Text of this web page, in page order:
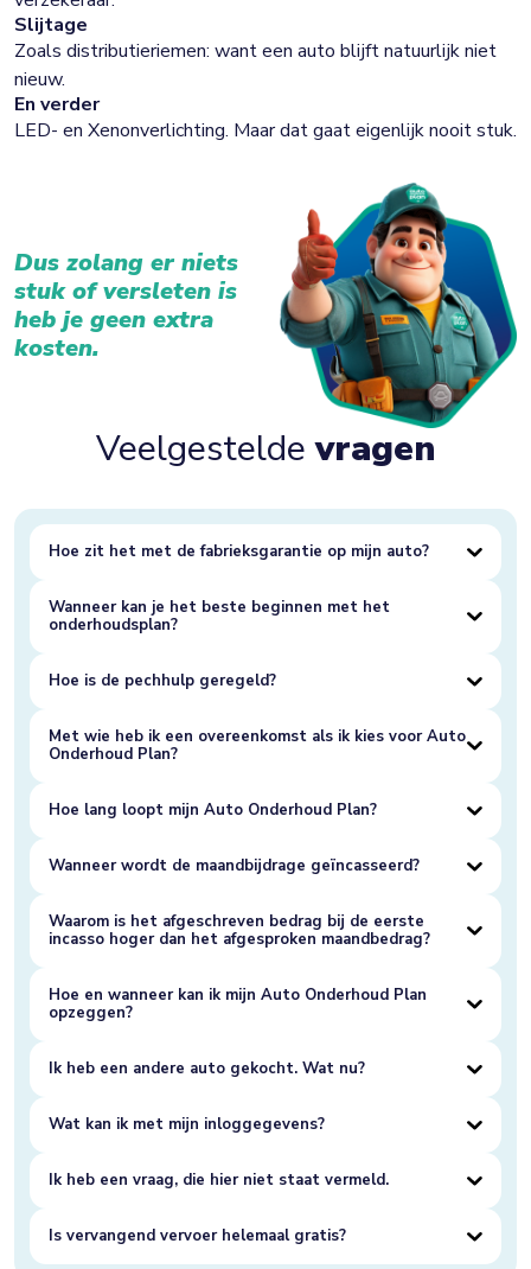
Slijtage
Zoals distributieriemen: want een auto blijft natuurlijk niet
nieuw.
En verder
LED- en Xenonverlichting. Maar dat gaat eigenlijk nooit stuk.
Dus zolang er niets
stuk of versleten is
heb je geen extra
kosten.
Veelgesteldevragen
Hoe zit het met de fabrieksgarantie op mijn auto?
Wanneer kan je het beste beginnen met het
onderhoudsplan?
Hoe is de pechhulp geregeld?
Met wie heb ik een overeenkomst als ik kies voor Auto
Onderhoud Plan?
Hoe lang loopt mijn Auto Onderhoud Plan?
Wanneer wordt de maandbijdrage geïncasseerd?
Waarom is het afgeschreven bedrag bij de eerste
incasso hoger dan het afgesproken maandbedrag?
Hoe en wanneer kan ik mijn Auto Onderhoud Plan
opzeggen?
Ik heb een andere auto gekocht. Wat nu?
Wat kan ik met mijn inloggegevens?
Ik heb een vraag, die hier niet staat vermeld.
Is vervangend vervoer helemaal gratis?